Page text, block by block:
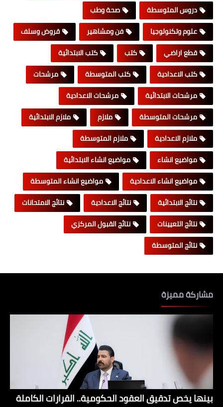
دروس المتوسطة
صحة وطب
علوم وتكنولوجيا
فن ومشاهير
قروض وسلف
قطع اراضي
كتب
كتب الابتدائية
كتب الاعدادية
كتب المتوسطة
مرشحات
مرشحات الابتدائية
مرشحات الاعدادية
مرشحات المتوسطة
ملازم
ملازم الابتدائية
ملازم الاعدادية
ملازم المتوسطة
مواضيع انشاء
مواضيع انشاء الابتدائية
مواضيع انشاء الاعدادية
مواضيع انشاء المتوسطة
نتائج الابتدائية
نتائج الاعدادية
نتائج الامتحانات
نتائج التعيينات
نتائج القبول المركزي
نتائج المتوسطة
مشاركة مميزة
بينها يخص تدقيق العقود الحكومية.. القرارات الكاملة